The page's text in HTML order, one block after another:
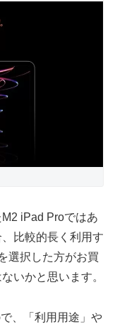
iPad Proではあ
比較的長く利用す
選択した方がお買
いかと思います。
、「利用用途」や